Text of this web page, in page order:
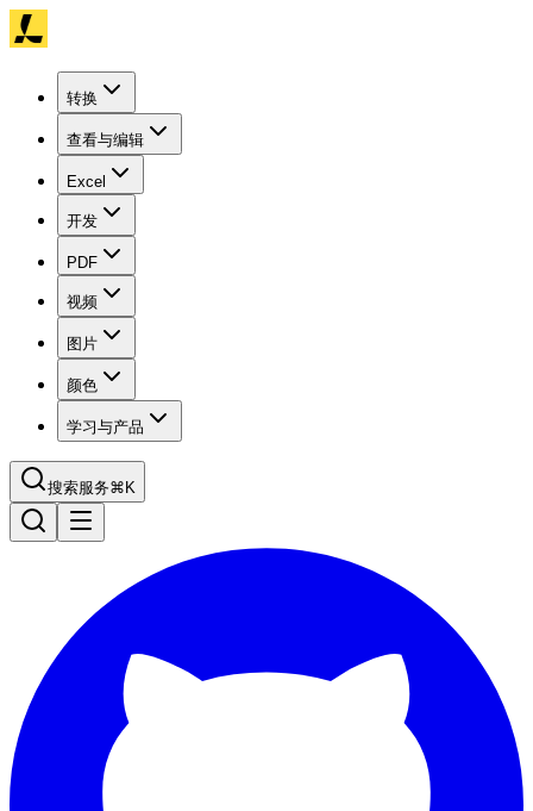
转换
查看与编辑
Excel
开发
PDF
视频
图片
颜色
学习与产品
搜索服务⌘K